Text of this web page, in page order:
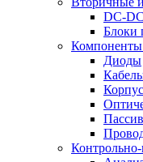
DC-
Блоки
Диоды